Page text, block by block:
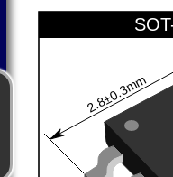
2.8±0.3mm